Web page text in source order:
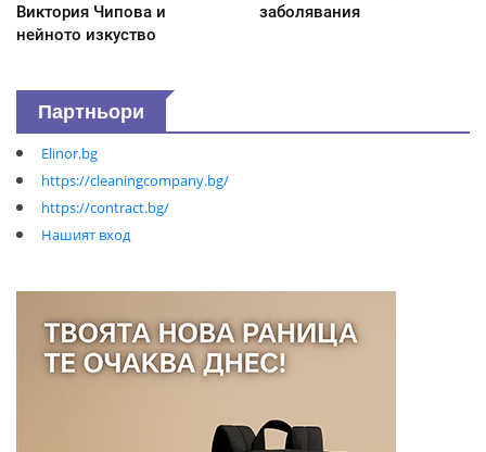
Виктория Чипова и
нейното изкуство
заболявания
Партньори
Elinor.bg
https://cleaningcompany.bg/
https://contract.bg/
Нашият вход